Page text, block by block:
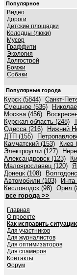
Популярное
Видео
Дороги
Детские площадки
Колодцы (люки)
Мусор
Граффити
Экология
Долгострой
Бомжи
Собаки
Популярные города
Курск (5844) Санкт-
Смешное (536)
Москва (456)
Курская область (248)
Одесса (216)
Нижний
ДТП (155)
Камчатский (153)
Киев
Электроугли (127)
Александровск (123)
Малоярославец (120)
Донецк (108)
Автомобили (103)
Инта
Кисловодск (98) Орёл
все города >>
Главная
О проекте
Как исправить
Для участников
Для журналистов
Для оптимизаторов
Для спамеров
Контакты
Форум